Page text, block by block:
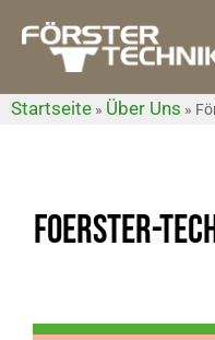
Startseite » Über Uns »
FOERSTER-